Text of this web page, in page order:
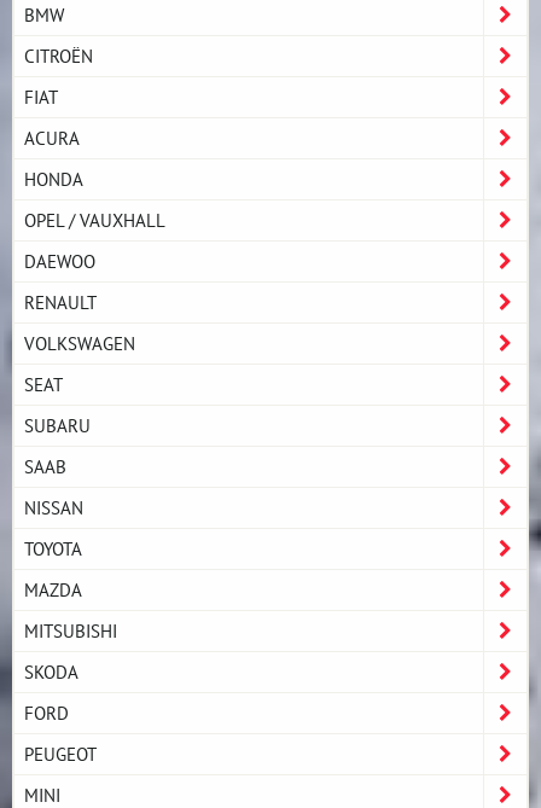
BMW
CITROËN
FIAT
ACURA
HONDA
OPEL / VAUXHALL
DAEWOO
RENAULT
VOLKSWAGEN
SEAT
SUBARU
SAAB
NISSAN
TOYOTA
MAZDA
MITSUBISHI
SKODA
FORD
PEUGEOT
MINI